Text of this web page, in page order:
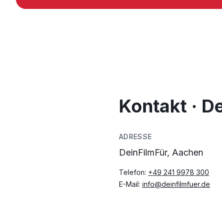
Kontakt ·
ADRESSE
DeinFilmFür, Aachen
Telefon: +49 241 9978 300
E-Mail: info@deinfilmfuer.de